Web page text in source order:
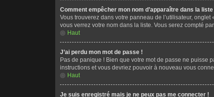
Comment empêcher mon nom d’apparaître dans la
Vous trouverez dans votre panneau de l’utilisateur,
vous verrez votre nom dans la liste. Vous serez compté
Haut
J’ai perdu mon mot de passe !
Pas de panique ! Bien que votre mot de passe ne puisse
instructions et vous devriez pouvoir à nouveau vous
Haut
Je suis enregistré mais je ne peux pas me connecter !